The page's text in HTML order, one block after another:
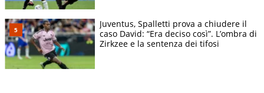
Juventus, Spalletti prova a chiudere il
caso David: “Era deciso così”. L’ombra di
Zirkzee e la sentenza dei tifosi